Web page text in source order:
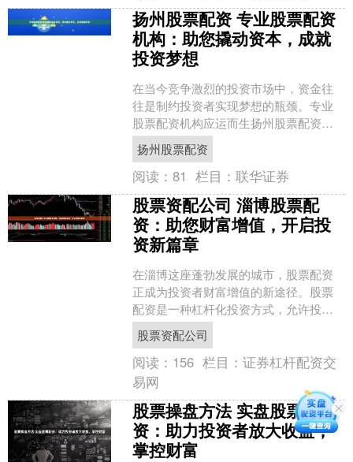
扬州股票配资 专业股票配资
机构：助您撬动资本，成就
投资梦想
在当今竞争激烈的投资市场中，资金往
往是制约投资者实现梦想的瓶颈。专业
股票配资机构应运而生扬州股票配资，
为投资者提供杠杆资金，帮助他们撬动
资本，放大投资收益。 配....
扬州股票配资
阅读：81 栏目：联华证券
股票资配公司 淄博股票配
资：助您财富增值，开启投
资新篇章
在淄博这座蓬勃发展的城市，股票配资
正成为投资者财富增值的新途径。股票
配资是一种杠杆化投资方式，允许投资
者以较小的本金撬动更大的资金股票资
配公司，从而放大投资收益....
股票资配公司
阅读： 156 栏目：证券杠杆配资交
易网
股票操盘方法 实盘股票配
资：助力投资者放大收益，
掌控财富